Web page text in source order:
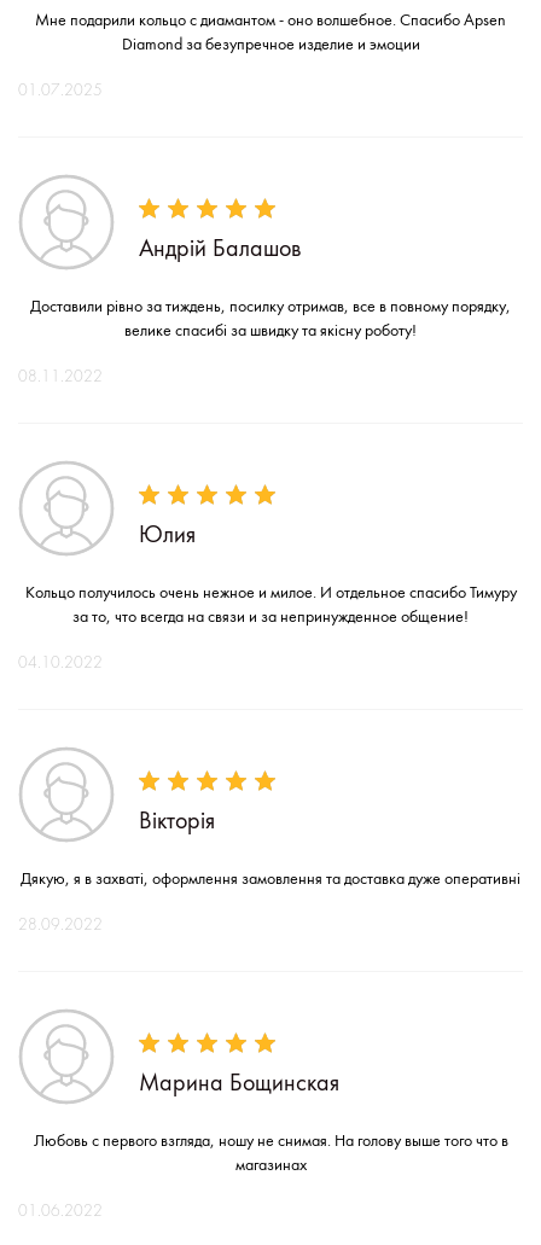
Мне подарили кольцо с диамантом - оно волшебное. Спасибо Apsen
Diamond за безупречное изделие и эмоции
01.07.2025
Андрій Балашов
Доставили рівно за тиждень, посилку отримав, все в повному порядку,
велике спасибі за швидку та якісну роботу!
08.11.2022
Юлия
Кольцо получилось очень нежное и милое. И отдельное спасибо Тимуру
за то, что всегда на связи и за непринужденное общение!
04.10.2022
Вікторія
Дякую, я в захваті, оформлення замовлення та доставка дуже оперативні
28.09.2022
Марина Бощинская
Любовь с первого взгляда, ношу не снимая. На голову выше того что в
магазинах
01.06.2022